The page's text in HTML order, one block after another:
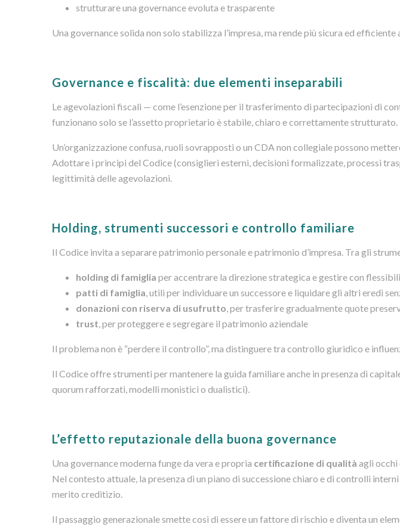
strutturare una governance evoluta e trasparente
Una governance solida non solo stabilizza l’impresa, ma rende più sicura ed
Governance e fiscalità: due elementi inseparabili
Le agevolazioni fiscali — come l’esenzione per il trasferimento di partecipazioni di
funzionano solo se l’assetto proprietario è stabile, chiaro e correttamente strutturato.
Un’organizzazione confusa, ruoli sovrapposti o un CDA non collegiale possono
Adottare i principi del Codice (consiglieri esterni, decisioni formalizzate, processi
legittimità delle agevolazioni.
Holding, strumenti successori e controllo familiare
Il Codice invita a separare patrimonio personale e patrimonio d’impresa. Tra gli
holding di famiglia per accentrare la direzione strategica e gestire con
patti di famiglia, utili per individuare un successore e liquidare gli altri eredi
donazioni con riserva di usufrutto, per trasferire gradualmente quote
trust, per proteggere e segregare il patrimonio aziendale
Il problema non è “perdere il controllo”, ma distinguere tra controllo giuridico e
Il Codice offre strumenti per mantenere la guida familiare anche in presenza di
quorum rafforzati, modelli monistici o dualistici).
L’effetto reputazionale della buona governance
Una governance moderna funge da vera e propria certificazione di qualità agli occhi
Nel contesto attuale, la presenza di un piano di successione chiaro e di controlli
merito creditizio.
Il passaggio generazionale smette così di essere un fattore di rischio e diventa un